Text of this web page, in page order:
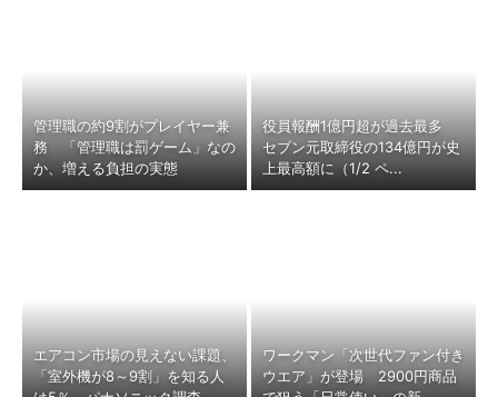
管理職の約9割がプレイヤー兼
務 「管理職は罰ゲーム」なの
か、増える負担の実態
役員報酬1億円超が過去最多
セブン元取締役の134億円が史
上最高額に（1/2 ペ...
エアコン市場の見えない課題、
「室外機が8～9割」を知る人
ワークマン「次世代ファン付き
ウエア」が登場 2900円商品